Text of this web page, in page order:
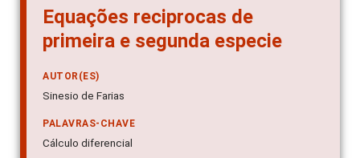
Equações reciprocas de
primeira e segunda especie
AUTOR(ES)
Sinesio de Farias
PALAVRAS-CHAVE
Cálculo diferencial